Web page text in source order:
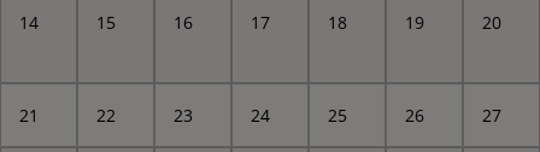
14 15 16 17 18 19 20
21 22 23 24 25 26 27